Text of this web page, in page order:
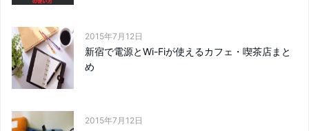
2015年7月12日
新宿で電源とWi-Fiが使えるカフェ・喫茶店まと
め
2015年7月12日